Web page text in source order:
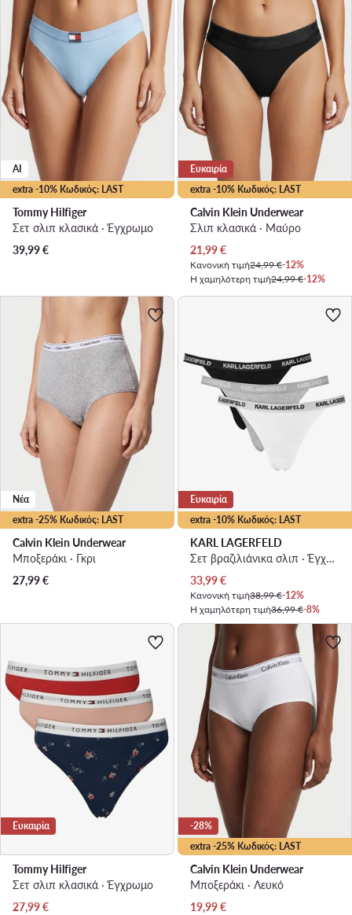
extra -10% Κωδικός: LAST
AI
Tommy Hilfiger
Σετ σλιπ κλασικά · Έγχρωμο
39,99€
extra -10% Κωδικός: LAST
Ευκαιρία
Calvin Klein Underwear
Σλιπ κλασικά · Μαύρο
Τρέχουσα τιμή
21,99€
Κανονική τιμή24,99 €-12%
Η χαμηλότερη τιμή24,99 €-12%
extra -25% Κωδικός: LAST
Νέα
Calvin Klein Underwear
Μποξεράκι · Γκρι
27,99€
extra -10% Κωδικός: LAST
Ευκαιρία
KARL LAGERFELD
Σετ βραζιλιάνικα σλιπ · Έγχρωμο
Τρέχουσα τιμή
33,99€
Κανονική τιμή38,99 €-12%
Η χαμηλότερη τιμή36,99 €-8%
Ευκαιρία
Tommy Hilfiger
Σετ σλιπ κλασικά · Έγχρωμο
Τρέχουσα τιμή
27,99€
extra -25% Κωδικός: LAST
-28%
Calvin Klein Underwear
Μποξεράκι · Λευκό
Τρέχουσα τιμή
19,99€